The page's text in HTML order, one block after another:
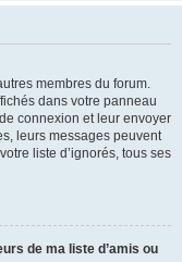
membres du forum.
dans votre panneau
connexion et leur envoyer
leurs messages peuvent
liste d’ignorés, tous ses
de ma liste d’amis ou